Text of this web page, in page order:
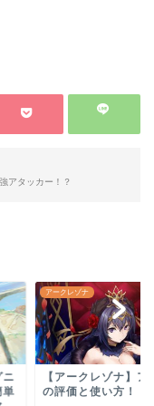
アタッカー！？
ニ
単
アークレゾナ
【アークレゾナ】ア
の評価と使い方！